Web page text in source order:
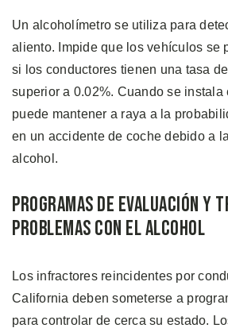
Un alcoholímetro se utiliza para
aliento. Impide que los vehículos se
si los conductores tienen una tasa
superior a 0.02%. Cuando se instala
puede mantener a raya a la
en un accidente de coche debido a
alcohol.
Programas de Evaluación y
Problemas con el Alcohol
Los infractores reincidentes por
California deben someterse a
para controlar de cerca su estado.